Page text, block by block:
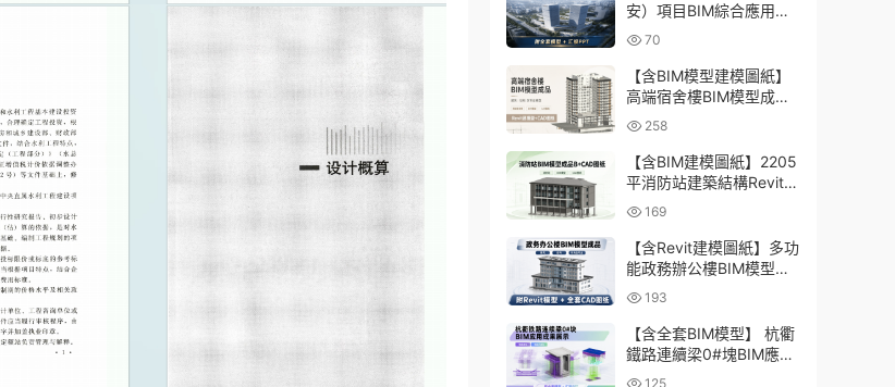
安）項目BIM綜合應用資
料下載：含全套BIM模
型、彙報PPT
70
【含BIM模型建模圖紙】
高端宿舍樓BIM模型成
品，包含建築+結構兩大
專業Revit模型及全套建模
CAD圖紙
258
【含BIM建模圖紙】2205
平消防站建築結構Revit模
型成品，包含全套BIM建
模CAD圖紙下載
169
【含Revit建模圖紙】多功
能政務辦公樓BIM模型成
品，包含建築+結構+機電
三大專業Revit模型及配套
建模CAD圖紙
193
【含全套BIM模型】 杭衢
鐵路連續梁0#塊BIM應用
成果｜鋼筋與預應力深化
125